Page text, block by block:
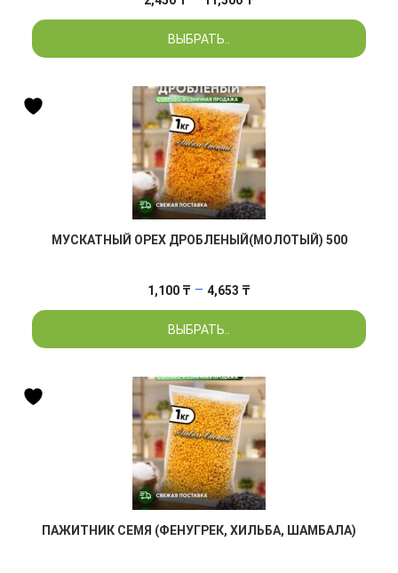
цен:
–
11,500 ₸
ВЫБРАТЬ..
МУСКАТНЫЙ ОРЕХ ДРОБЛЕНЫЙ(МОЛОТЫЙ) 500
1,100 ₸ – 4,653 ₸
цен:
–
4,653 ₸
ВЫБРАТЬ..
ПАЖИТНИК СЕМЯ (ФЕНУГРЕК, ХИЛЬБА, ШАМБАЛА)